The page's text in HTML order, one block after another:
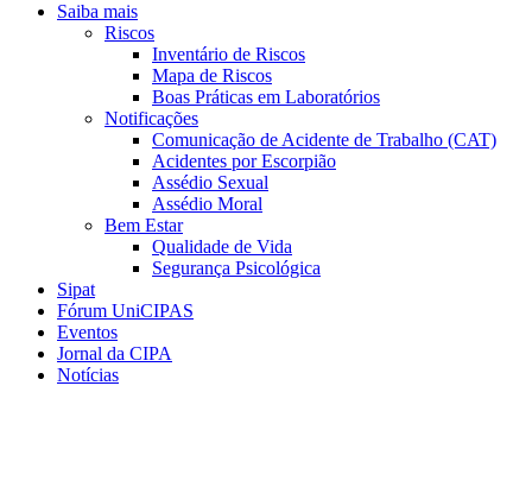
Saiba mais
Riscos
Inventário de Riscos
Mapa de Riscos
Boas Práticas em Laboratórios
Notificações
Comunicação de Acidente de Trabalho (CAT)
Acidentes por Escorpião
Assédio Sexual
Assédio Moral
Bem Estar
Qualidade de Vida
Segurança Psicológica
Sipat
Fórum UniCIPAS
Eventos
Jornal da CIPA
Notícias